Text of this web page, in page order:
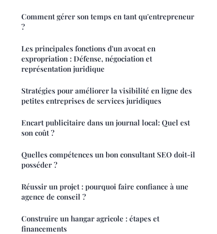
Comment gérer son temps en tant qu'entrepreneur
?
Les principales fonctions d'un avocat en
expropriation : Défense, négociation et
représentation juridique
Stratégies pour améliorer la visibilité en ligne des
petites entreprises de services juridiques
Encart publicitaire dans un journal local: Quel est
son coût ?
Quelles compétences un bon consultant SEO doit-il
posséder ?
Réussir un projet : pourquoi faire confiance à une
agence de conseil ?
Construire un hangar agricole : étapes et
financements